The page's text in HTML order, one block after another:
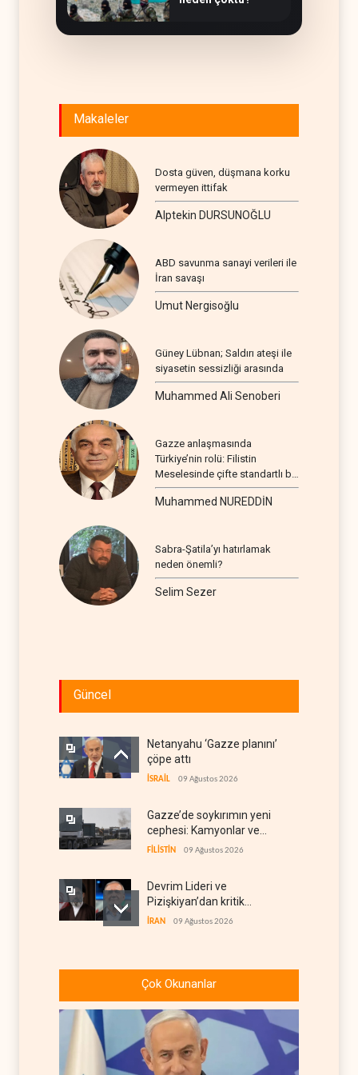
Makaleler
Dosta güven, düşmana korku
vermeyen ittifak
Alptekin DURSUNOĞLU
ABD savunma sanayi verileri ile
İran savaşı
Umut Nergisoğlu
Güney Lübnan; Saldırı ateşi ile
siyasetin sessizliği arasında
Muhammed Ali Senoberi
Gazze anlaşmasında
Türkiye’nin rolü: Filistin
Meselesinde çifte standartlı bir
seyir
Muhammed NUREDDİN
Sabra-Şatila’yı hatırlamak
neden önemli?
Selim Sezer
Güncel
Netanyahu ‘Gazze planını’
çöpe attı
İSRAİL 09 Ağustos 2026
Gazze’de soykırımın yeni
cephesi: Kamyonlar ve
sürücüler de hedefte
FİLİSTİN 09 Ağustos 2026
Devrim Lideri ve
Pizişkiyan’dan kritik
görüşme
İRAN 09 Ağustos 2026
güçlere büyük operasyon
Grönland’da izinsiz sondaj
hamlesi
BATI YARIM KÜRE 09 Ağustos 2026
Çok Okunanlar